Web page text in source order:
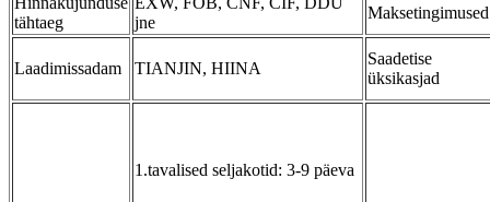
tähtaeg
jne
Maksetingimused
Laadimissadam TIANJIN, HIINA
Saadetise
üksikasjad
1.tavalised seljakotid: 3-9 päeva